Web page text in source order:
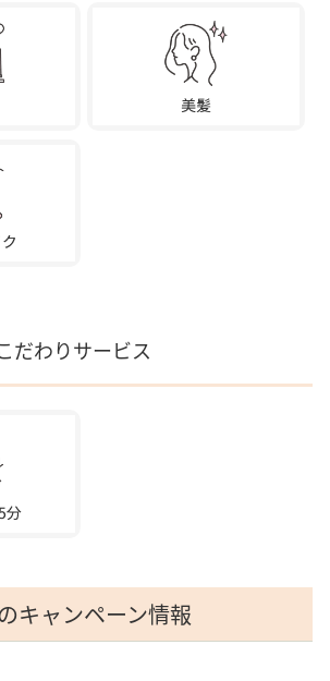
だわりサービス
キャンペーン情報